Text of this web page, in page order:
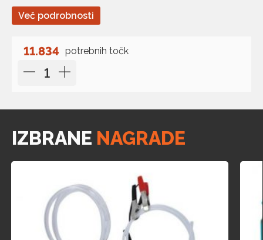
Vrsta sušilnega stroja: S toplotno črpalko
Več podrobnosti
11.834 potrebnih točk
IZBRANE NAGRADE